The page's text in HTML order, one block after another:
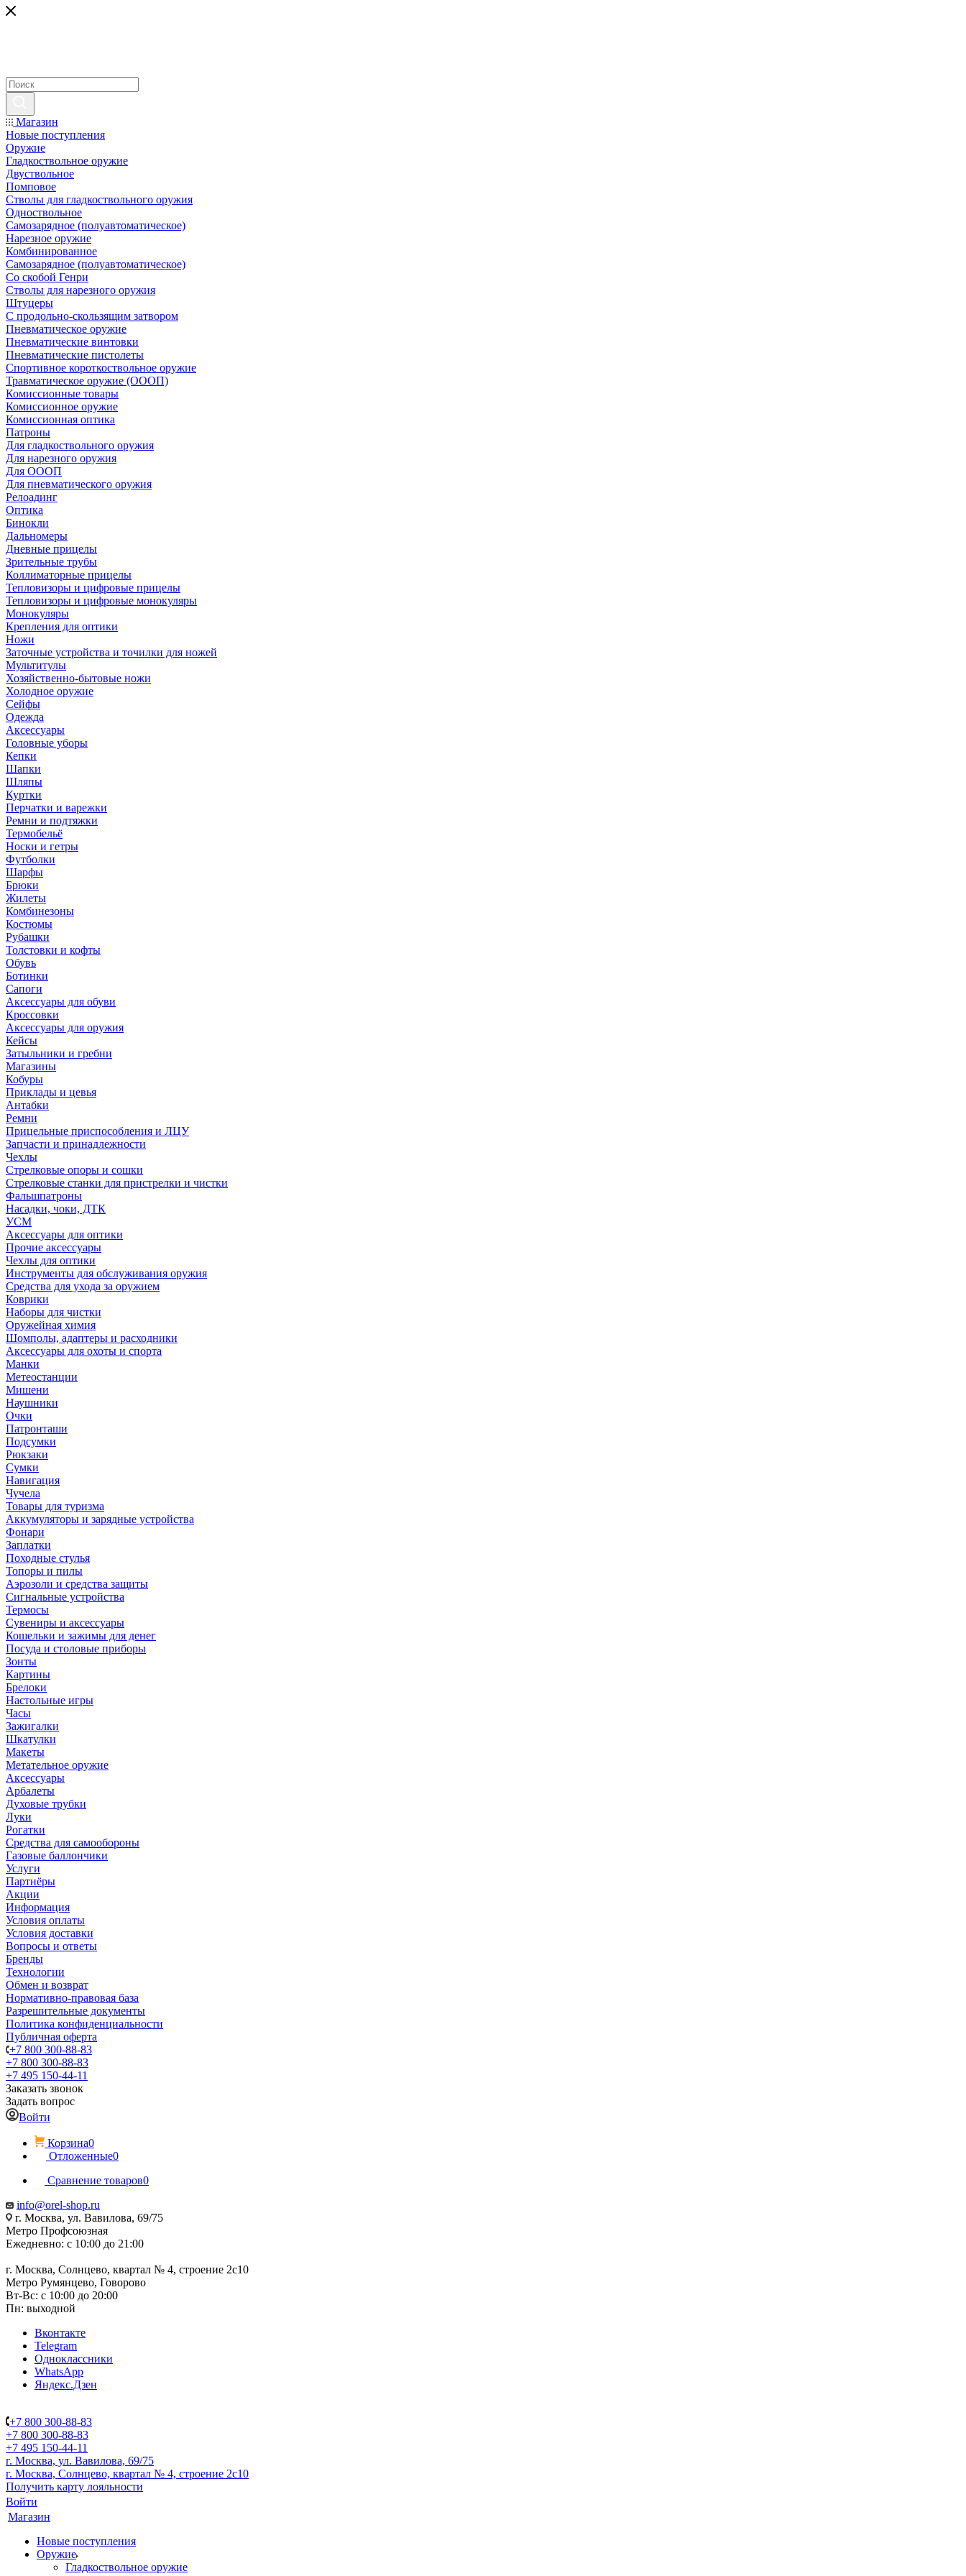
Магазин
Новые поступления
Оружие
Гладкоствольное оружие
Двуствольное
Помповое
Стволы для гладкоствольного оружия
Одноствольное
Самозарядное (полуавтоматическое)
Нарезное оружие
Комбинированное
Самозарядное (полуавтоматическое)
Со скобой Генри
Стволы для нарезного оружия
Штуцеры
С продольно-скользящим затвором
Пневматическое оружие
Пневматические винтовки
Пневматические пистолеты
Спортивное короткоствольное оружие
Травматическое оружие (ОООП)
Комиссионные товары
Комиссионное оружие
Комиссионная оптика
Патроны
Для гладкоствольного оружия
Для нарезного оружия
Для ОООП
Для пневматического оружия
Релоадинг
Оптика
Бинокли
Дальномеры
Дневные прицелы
Зрительные трубы
Коллиматорные прицелы
Тепловизоры и цифровые прицелы
Тепловизоры и цифровые монокуляры
Монокуляры
Крепления для оптики
Ножи
Заточные устройства и точилки для ножей
Мультитулы
Хозяйственно-бытовые ножи
Холодное оружие
Сейфы
Одежда
Аксессуары
Головные уборы
Кепки
Шапки
Шляпы
Куртки
Перчатки и варежки
Ремни и подтяжки
Термобельё
Носки и гетры
Футболки
Шарфы
Брюки
Жилеты
Комбинезоны
Костюмы
Рубашки
Толстовки и кофты
Обувь
Ботинки
Сапоги
Аксессуары для обуви
Кроссовки
Аксессуары для оружия
Кейсы
Затыльники и гребни
Магазины
Кобуры
Приклады и цевья
Антабки
Ремни
Прицельные приспособления и ЛЦУ
Запчасти и принадлежности
Чехлы
Стрелковые опоры и сошки
Стрелковые станки для пристрелки и чистки
Фальшпатроны
Насадки, чоки, ДТК
УСМ
Аксессуары для оптики
Прочие аксессуары
Чехлы для оптики
Инструменты для обслуживания оружия
Средства для ухода за оружием
Коврики
Наборы для чистки
Оружейная химия
Шомполы, адаптеры и расходники
Аксессуары для охоты и спорта
Манки
Метеостанции
Мишени
Наушники
Очки
Патронташи
Подсумки
Рюкзаки
Сумки
Навигация
Чучела
Товары для туризма
Аккумуляторы и зарядные устройства
Фонари
Заплатки
Походные стулья
Топоры и пилы
Аэрозоли и средства защиты
Сигнальные устройства
Термосы
Сувениры и аксессуары
Кошельки и зажимы для денег
Посуда и столовые приборы
Зонты
Картины
Брелоки
Настольные игры
Часы
Зажигалки
Шкатулки
Макеты
Метательное оружие
Аксессуары
Арбалеты
Духовые трубки
Луки
Рогатки
Средства для самообороны
Газовые баллончики
Услуги
Партнёры
Акции
Информация
Условия оплаты
Условия доставки
Вопросы и ответы
Бренды
Технологии
Обмен и возврат
Нормативно-правовая база
Разрешительные документы
Политика конфиденциальности
Публичная оферта
+7 800 300-88-83
+7 800 300-88-83
+7 495 150-44-11
Заказать звонок
Задать вопрос
Войти
Корзина0
Отложенные0
Сравнение товаров0
info@orel-shop.ru
г. Москва, ул. Вавилова, 69/75
Метро Профсоюзная
Ежедневно: с 10:00 до 21:00
г. Москва, Солнцево, квартал № 4, строение 2с10
Метро Румянцево, Говорово
Вт-Вс: с 10:00 до 20:00
Пн: выходной
Вконтакте
Telegram
Одноклассники
WhatsApp
Яндекс.Дзен
+7 800 300-88-83
+7 800 300-88-83
+7 495 150-44-11
г. Москва, ул. Вавилова, 69/75
г. Москва, Солнцево, квартал № 4, строение 2с10
Получить карту лояльности
Войти
Магазин
Новые поступления
Оружие
Гладкоствольное оружие